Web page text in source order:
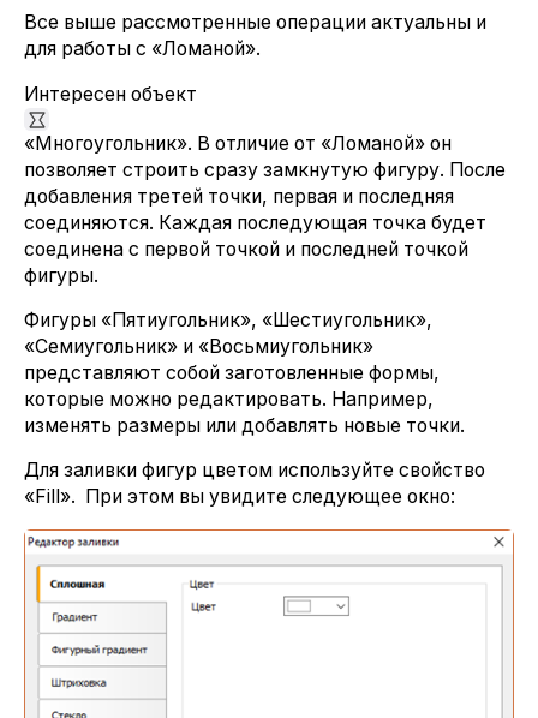
Все выше рассмотренные операции актуальны и
для работы с «Ломаной».
Интересен объект
«Многоугольник». В отличие от «Ломаной» он
позволяет строить сразу замкнутую фигуру. После
добавления третей точки, первая и последняя
соединяются. Каждая последующая точка будет
соединена с первой точкой и последней точкой
фигуры.
Фигуры «Пятиугольник», «Шестиугольник»,
«Семиугольник» и «Восьмиугольник»
представляют собой заготовленные формы,
которые можно редактировать. Например,
изменять размеры или добавлять новые точки.
Для заливки фигур цветом используйте свойство
«Fill». При этом вы увидите следующее окно: